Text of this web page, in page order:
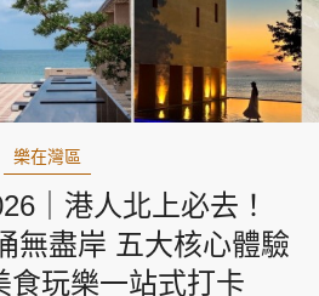
樂在灣區
｜港人北上必去！
無盡岸 五大核心體驗
食玩樂一站式打卡